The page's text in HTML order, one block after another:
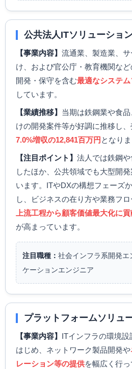
公共法人ITソリューショ
【事業内容】 流通業、製造業、
け、および官公庁・教育機関など
開発・保守を含む最適なシステ
しています。
【業績推移】 当期は鉄鋼業や食
けの開発案件等が好調に推移し
7.0%増収の12,841百万円 となりま
【注目ポイント】 法人では鉄鋼
したほか、公共領域でも大型開
います。ITやDXの構想フェーズ
し、ビジネスの在り方や業務フロ
上流工程から顧客価値最大化に
が高まっています。
注目職種： 社会インフラ系開発エ
ケーションエンジニア
プラットフォームソリュ
【事業内容】 ITインフラの環境
はじめ、ネットワーク製品開発や
レーション等の提供を幅広く行っ